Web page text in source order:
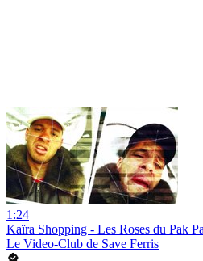
1:24
Kaïra Shopping - Les Roses du Pak
Le Video-Club de Save Ferris